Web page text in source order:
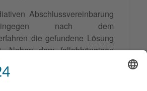
Abschlussvereinbarung
nach dem
die gefundene Lösung
Neben dem fallabhängigen
des Vertrages und